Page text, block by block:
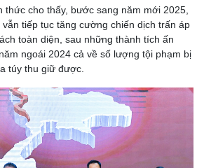
thức cho thấy, bước sang năm mới 2025,
tiếp tục tăng cường chiến dịch trấn áp
toàn diện, sau những thành tích ấn
ngoái 2024 cả về số lượng tội phạm bị
túy thu giữ được.